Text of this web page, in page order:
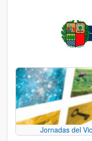
Jornadas del